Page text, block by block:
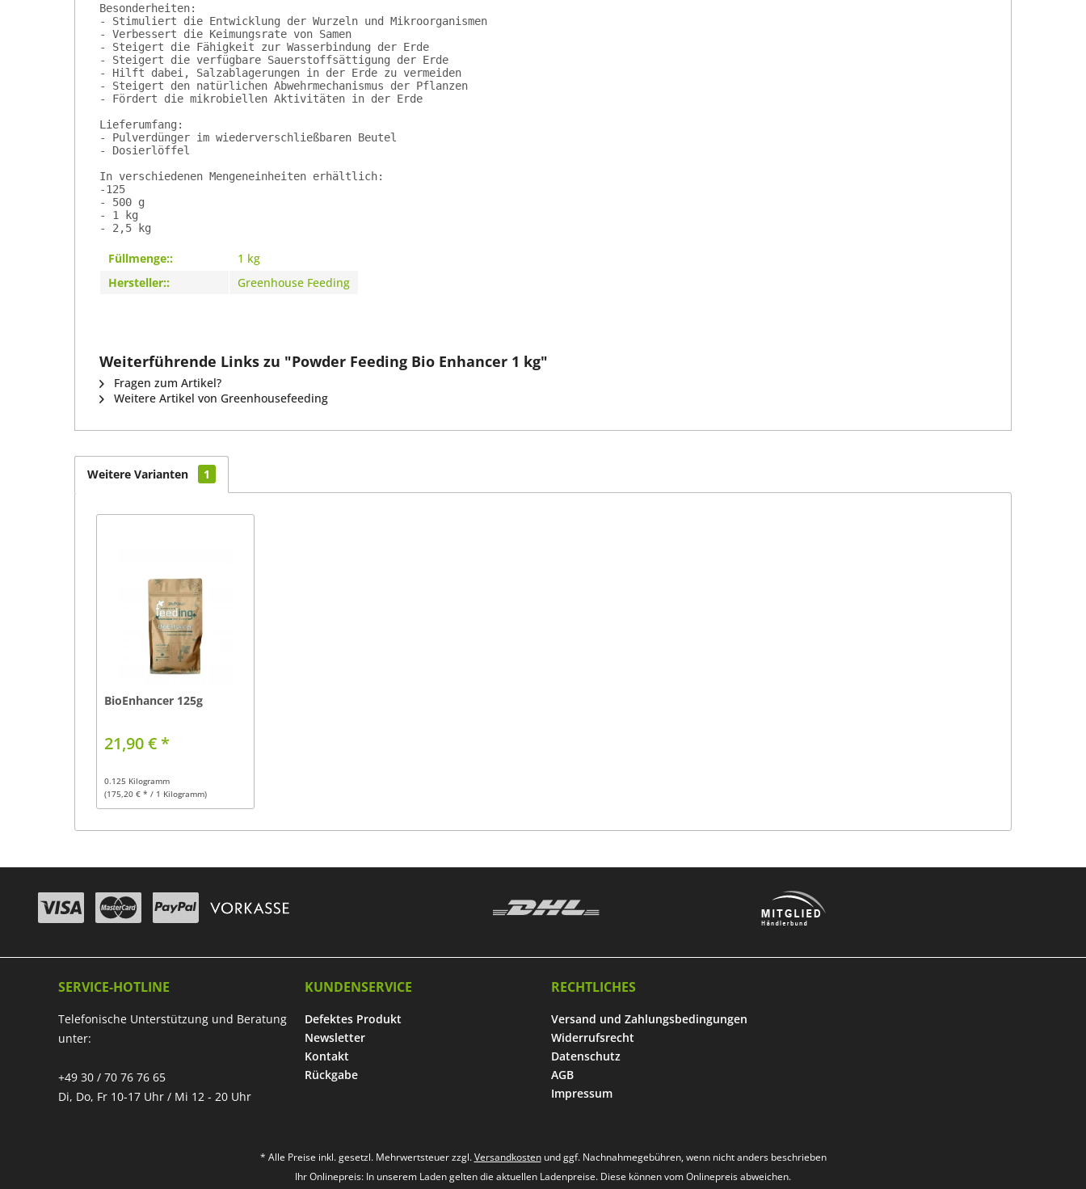
Besonderheiten:
- Stimuliert die Entwicklung der Wurzeln und Mikroorganismen
- Verbessert die Keimungsrate von Samen
- Steigert die Fähigkeit zur Wasserbindung der Erde
- Steigert die verfügbare Sauerstoffsättigung der Erde
- Hilft dabei, Salzablagerungen in der Erde zu vermeiden
- Steigert den natürlichen Abwehrmechanismus der Pflanzen
- Fördert die mikrobiellen Aktivitäten in der Erde
Lieferumfang:
- Pulverdünger im wiederverschließbaren Beutel
- Dosierlöffel
In verschiedenen Mengeneinheiten erhältlich:
-125
- 500 g
- 1 kg
- 2,5 kg
Füllmenge::
1 kg
Hersteller::
Greenhouse Feeding
Weiterführende Links zu "Powder Feeding Bio Enhancer 1 kg"
Fragen zum Artikel?
Weitere Artikel von Greenhousefeeding
Weitere Varianten 1
BioEnhancer 125g
21,90 € *
0.125 Kilogramm
(175,20 € * / 1 Kilogramm)
SERVICE-HOTLINE
Telefonische Unterstützung und Beratung
unter:
+49 30 / 70 76 76 65
Di, Do, Fr 10-17 Uhr / Mi 12 - 20 Uhr
KUNDENSERVICE
Defektes Produkt
Newsletter
Kontakt
Rückgabe
RECHTLICHES
Versand und Zahlungsbedingungen
Widerrufsrecht
Datenschutz
AGB
Impressum
* Alle Preise inkl. gesetzl. Mehrwertsteuer zzgl.Versandkostenund ggf. Nachnahmegebühren, wenn nicht anders beschrieben
Ihr Onlinepreis: In unserem Laden gelten die aktuellen Ladenpreise. Diese können vom Onlinepreis abweichen.